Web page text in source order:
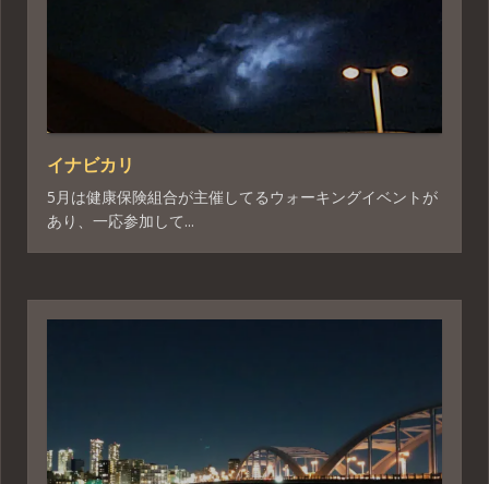
イナビカリ
5月は健康保険組合が主催してるウォーキングイベントが
あり、一応参加して...